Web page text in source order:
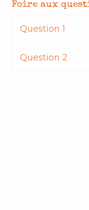
Foire aux
Question 1
Question 2